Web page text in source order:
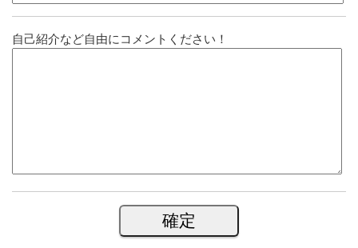
自己紹介など自由にコメントください！